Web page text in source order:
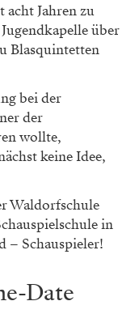
Jahren zu
über
Blasquintetten
bei der
der
wollte,
keine Idee,
Waldorfschule
in
– Schauspieler!
Date